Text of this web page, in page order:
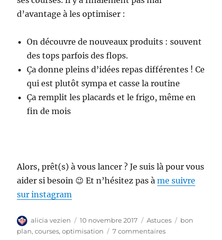
d’avantage à les optimiser :
On découvre de nouveaux produits : souvent
des tops parfois des flops.
Ça donne pleins d’idées repas différentes ! Ce
qui est plutôt sympa et casse la routine
Ça remplit les placards et le frigo, même en
fin de mois
Alors, prêt(s) à vous lancer ? Je suis là pour vous
aider si besoin 😉 Et n’hésitez pas àme suivre
sur instagram
Auteur
alicia vezien
Publié
le
10 novembre 2017 Catégories
Astuces Étiquettes
bon
plan,courses,optimisation 7 commentairessur